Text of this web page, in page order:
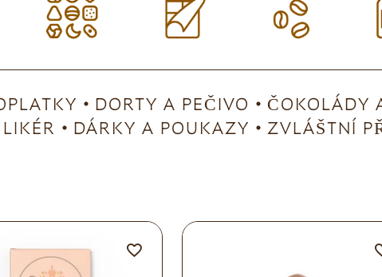
DORTY A PEČIVO ČOKOLÁDY
DÁRKY A POUKAZY ZVLÁŠTNÍ